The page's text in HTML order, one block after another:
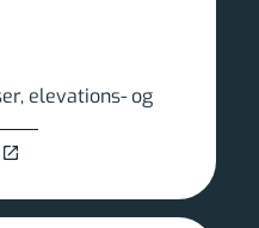
elevations- og